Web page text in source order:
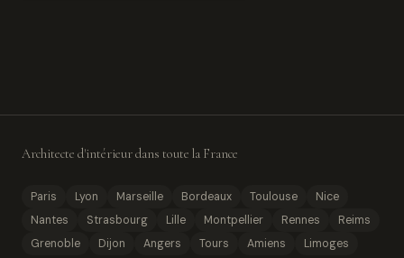
Architecte d'intérieur dans toute la France
Paris Lyon Marseille Bordeaux Toulouse
Nice
Nantes
Strasbourg Lille Montpellier Rennes
Reims
Grenoble
Dijon Angers Tours Amiens Limoges